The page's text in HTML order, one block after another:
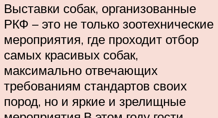
Выставки собак, организованные
РКФ – это не только зоотехнические
мероприятия, где проходит отбор
самых красивых собак,
максимально отвечающих
требованиям стандартов своих
пород, но и яркие и зрелищные